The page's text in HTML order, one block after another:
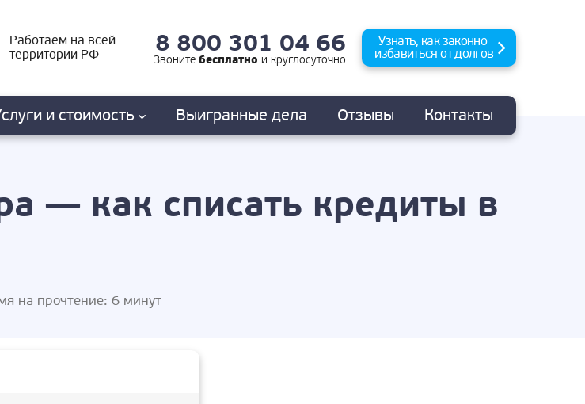
Работаем на всей
территории РФ
8 800 301 04 66
Звонитебесплатно икруглосуточно
Узнать, как законно
избавиться от долгов
и стоимость Выигранные дела Отзывы Контакты
— как списать кредиты в
на прочтение: 6 минут